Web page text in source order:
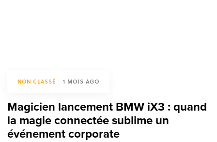
NON CLASSÉ 1 MOIS AGO
Magicien lancement BMW iX3 : quand
la magie connectée sublime un
événement corporate